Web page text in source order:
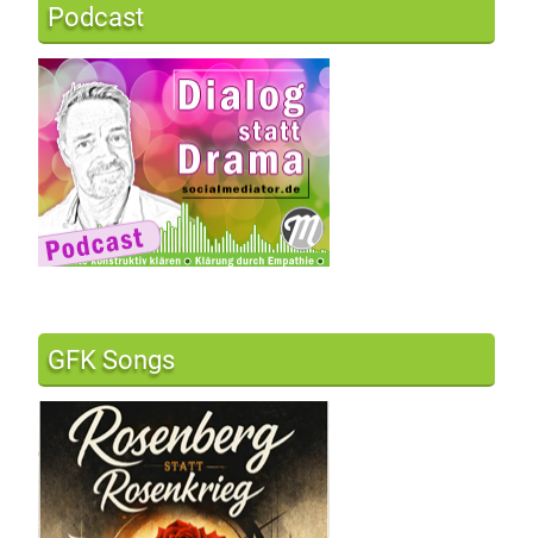
Podcast
GFK Songs